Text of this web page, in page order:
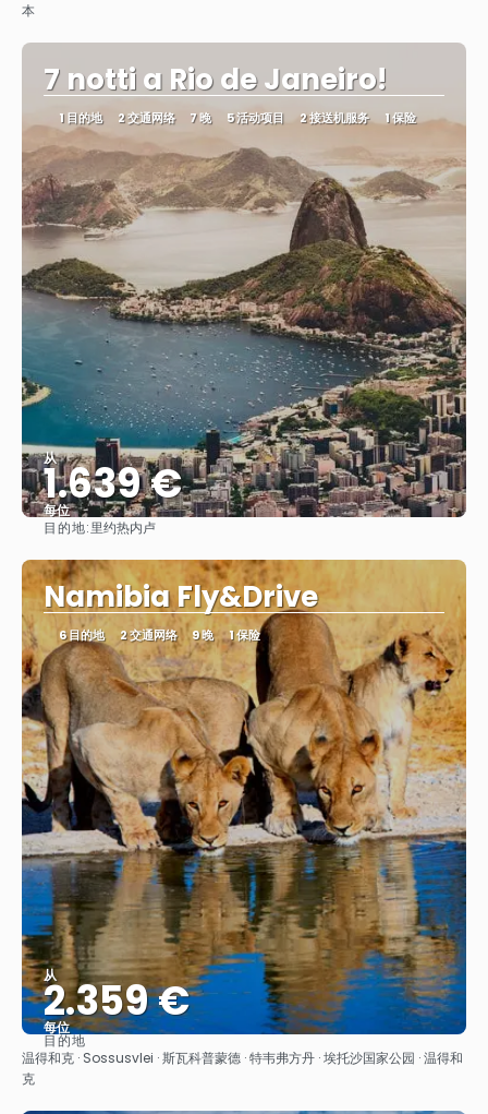
本
7 notti a Rio de Janeiro!
1 目的地 2 交通网络 7 晚 5 活动项目 2 接送机服务 1 保险
从
1.639 €
每位
目的地:里约热内卢
Namibia Fly&Drive
6 目的地 2 交通网络 9 晚 1 保险
从
2.359 €
每位
看到
目的地
温得和克 · Sossusvlei · 斯瓦科普蒙德 · 特韦弗方丹 · 埃托沙国家公园 · 温得和
克